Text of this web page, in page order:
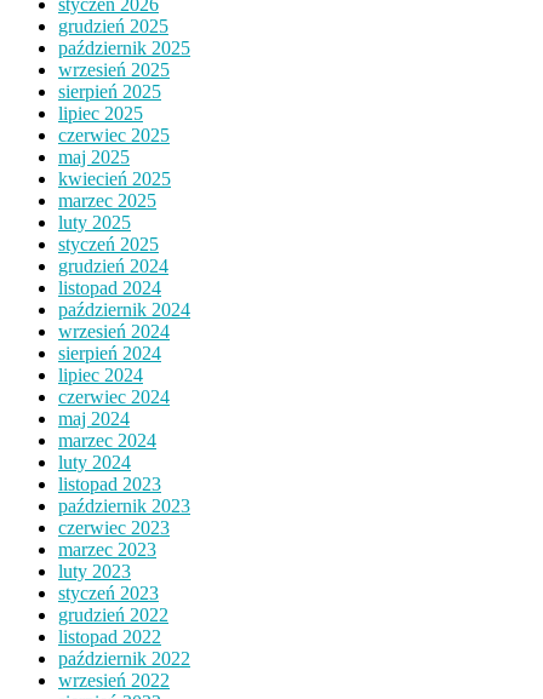
grudzień 2025
październik 2025
wrzesień 2025
sierpień 2025
lipiec 2025
czerwiec 2025
maj 2025
kwiecień 2025
marzec 2025
luty 2025
styczeń 2025
grudzień 2024
listopad 2024
październik 2024
wrzesień 2024
sierpień 2024
lipiec 2024
czerwiec 2024
maj 2024
marzec 2024
luty 2024
listopad 2023
październik 2023
czerwiec 2023
marzec 2023
luty 2023
styczeń 2023
grudzień 2022
listopad 2022
październik 2022
wrzesień 2022